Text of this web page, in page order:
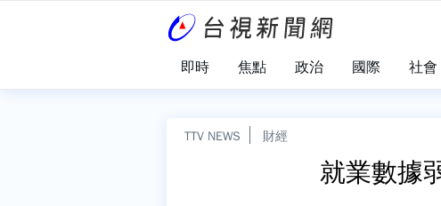
即時 焦點 政治 國際 社會
TTV NEWS 財經
就業數據